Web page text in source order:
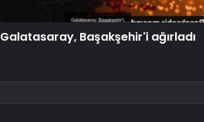
Galatasaray, Başakşehir'i ağırladı